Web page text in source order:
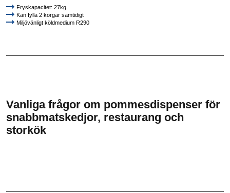
Fryskapacitet: 27kg
Kan fylla 2 korgar samtidigt
Miljövänligt köldmedium R290
Vanliga frågor om pommesdispenser för
snabbmatskedjor, restaurang och
storkök